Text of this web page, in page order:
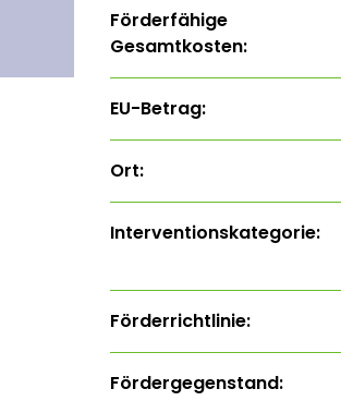
Förderfähige
Gesamtkosten:
EU-Betrag:
Ort:
Interventions­kategorie:
Förderrichtlinie:
Fördergegenstand: